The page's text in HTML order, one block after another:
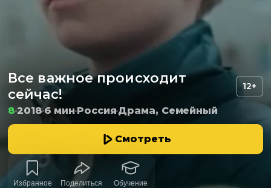
Все важное происходит
сейчас!
12+
8 20186 мин РоссияДрама, Семейный
Смотреть
Избранное Поделиться Обучение